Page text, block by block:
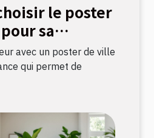
le poster
sa
?
avec un poster de ville
qui permet de